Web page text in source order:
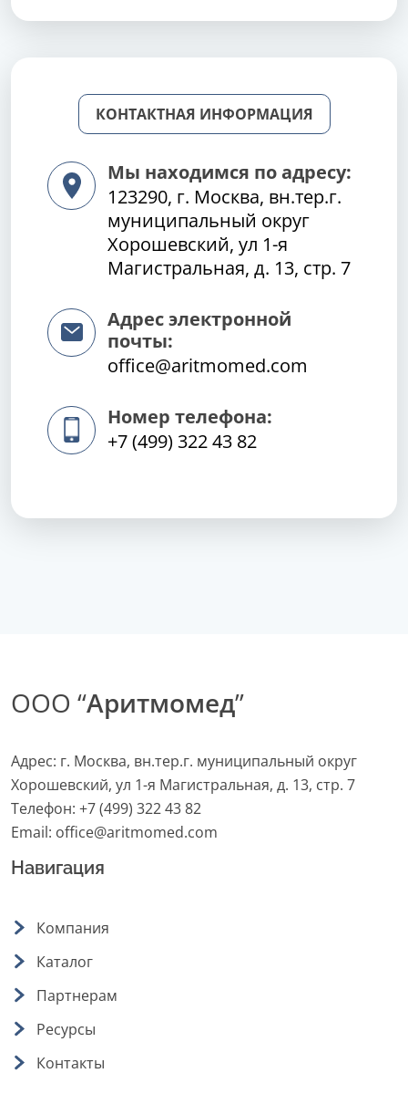
КОНТАКТНАЯ ИНФОРМАЦИЯ
Мы находимся по адресу:
123290, г. Москва, вн.тер.г.
муниципальный округ
Хорошевский, ул 1-я
Магистральная, д. 13, стр. 7
Адрес электронной
почты:
office@aritmomed.com
Номер телефона:
+7 (499) 322 43 82
ООО “Аритмомед”
Адрес: г. Москва, вн.тер.г. муниципальный округ
Хорошевский, ул 1-я Магистральная, д. 13, стр. 7
Телефон: +7 (499) 322 43 82
Email: office@aritmomed.com
Навигация
Компания
Каталог
Партнерам
Ресурсы
Контакты